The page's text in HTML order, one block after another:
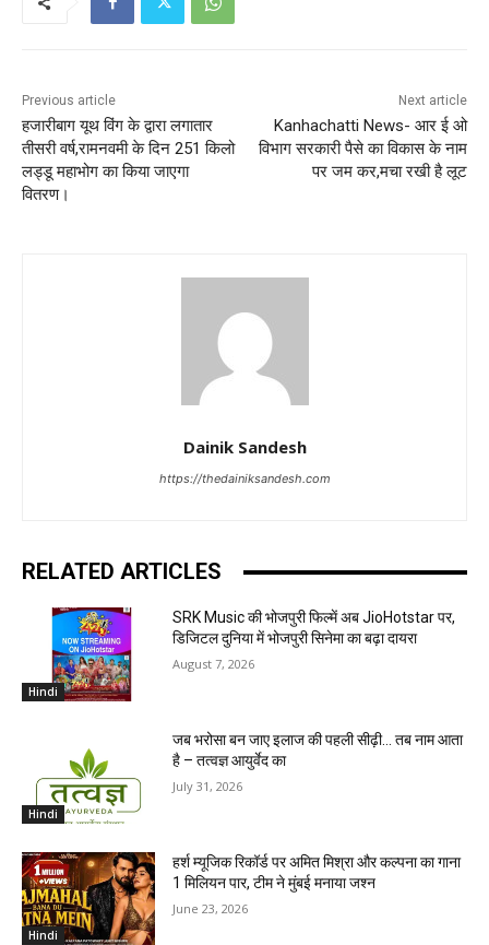
Previous article
हजारीबाग यूथ विंग के द्वारा लगातार
तीसरी वर्ष,रामनवमी के दिन 251 किलो
लड्डू महाभोग का किया जाएगा
वितरण।
Next article
Kanhachatti News- आर ई ओ
विभाग सरकारी पैसे का विकास के नाम
पर जम कर,मचा रखी है लूट
Dainik Sandesh
https://thedainiksandesh.com
RELATED ARTICLES
Hindi
SRK Music की भोजपुरी फिल्में अब JioHotstar पर,
डिजिटल दुनिया में भोजपुरी सिनेमा का बढ़ा दायरा
August 7, 2026
Hindi
जब भरोसा बन जाए इलाज की पहली सीढ़ी… तब नाम आता
है – तत्वज्ञ आयुर्वेद का
July 31, 2026
Hindi
हर्श म्यूजिक रिकॉर्ड पर अमित मिश्रा और कल्पना का गाना
1 मिलियन पार, टीम ने मुंबई मनाया जश्न
June 23, 2026